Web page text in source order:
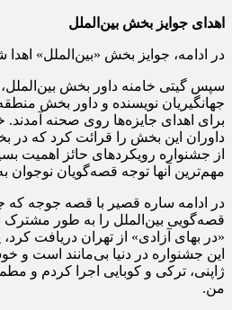
اهدای جوایز بخش بین‌الملل
در ادامه، جوایز بخش «بین‌الملل» اهدا
سپس گیتی خامنه داور بخش
جهانگیریان نویسنده و داور بخش
برای اهدای جایزه‌ها روی صحنه آمدند.
داوران این بخش را قرائت کرد که در
از جشنواره رویکردهای حائز اهمیت
مهم‌ترین آنها توجه قصه‌گویان
در ادامه ساره قصیر با قصه جوجه که
قصه‌گویی بین‌الملل را به طور مشترک
«در بهای آزادی» از تهران دریافت
این جشنواره در دنیا بی‌مانند است و
ژاپنی، ترکی و کوبایی اجرا کردم و
من.